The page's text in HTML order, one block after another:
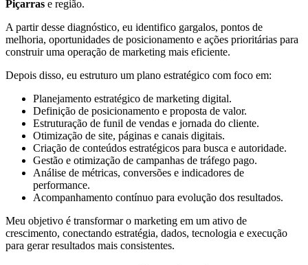
Piçarras e região.
A partir desse diagnóstico, eu identifico gargalos, pontos de
melhoria, oportunidades de posicionamento e ações prioritárias para
construir uma operação de marketing mais eficiente.
Depois disso, eu estruturo um plano estratégico com foco em:
Planejamento estratégico de marketing digital.
Definição de posicionamento e proposta de valor.
Estruturação de funil de vendas e jornada do cliente.
Otimização de site, páginas e canais digitais.
Criação de conteúdos estratégicos para busca e autoridade.
Gestão e otimização de campanhas de tráfego pago.
Análise de métricas, conversões e indicadores de
performance.
Acompanhamento contínuo para evolução dos resultados.
Meu objetivo é transformar o marketing em um ativo de
crescimento, conectando estratégia, dados, tecnologia e execução
para gerar resultados mais consistentes.